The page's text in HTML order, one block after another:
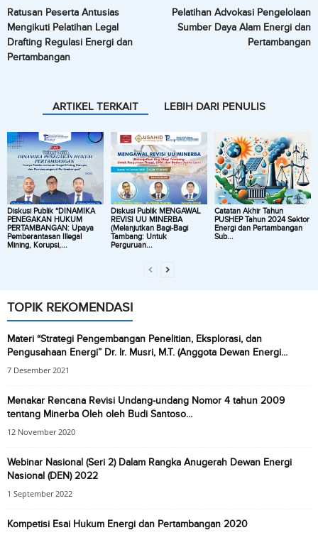
Ratusan Peserta Antusias
Mengikuti Pelatihan Legal
Drafting Regulasi Energi dan
Pertambangan
Pelatihan Advokasi Pengelolaan
Sumber Daya Alam Energi dan
Pertambangan
ARTIKEL TERKAIT LEBIH DARI PENULIS
Diskusi Publik “DINAMIKA
PENEGAKAN HUKUM
PERTAMBANGAN: Upaya
Pemberantasan Illegal
Mining, Korupsi,...
Diskusi Publik MENGAWAL
REVISI UU MINERBA
(Melanjutkan Bagi-Bagi
Tambang: Untuk
Perguruan...
Catatan Akhir Tahun
PUSHEP Tahun 2024 Sektor
Energi dan Pertambangan
Sub...
TOPIK REKOMENDASI
Materi “Strategi Pengembangan Penelitian, Eksplorasi, dan
Pengusahaan Energi” Dr. Ir. Musri, M.T. (Anggota Dewan Energi...
7 Desember 2021
Menakar Rencana Revisi Undang-undang Nomor 4 tahun 2009
tentang Minerba Oleh oleh Budi Santoso...
12 November 2020
Webinar Nasional (Seri 2) Dalam Rangka Anugerah Dewan Energi
Nasional (DEN) 2022
1 September 2022
Kompetisi Esai Hukum Energi dan Pertambangan 2020